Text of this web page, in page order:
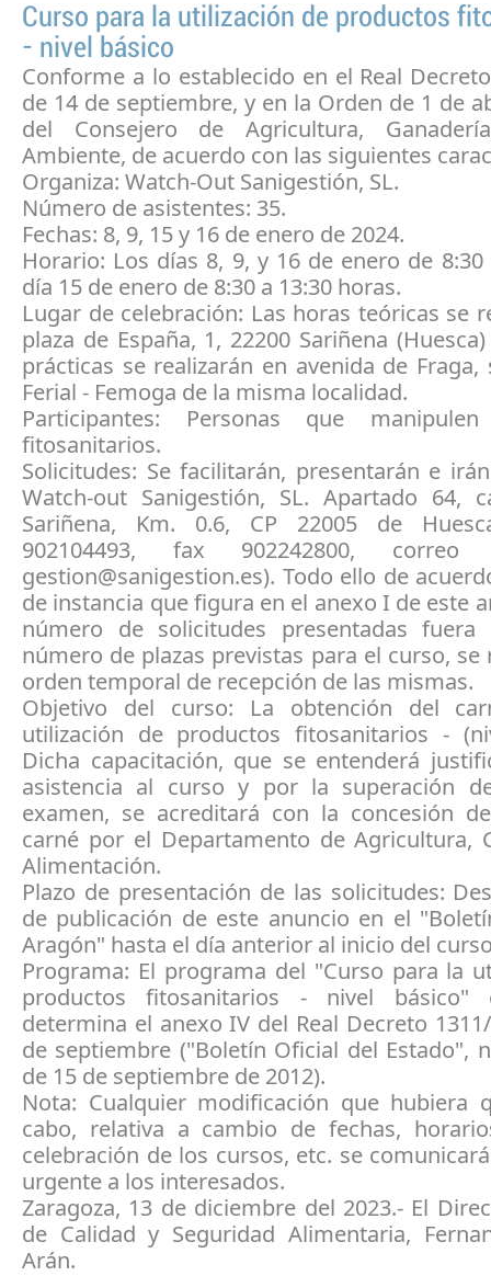
Curso para la utilización de productos
- nivel básico
Conforme a lo establecido en el Real
de 14 de septiembre, y en la Orden de 1 de
del Consejero de Agricultura,
Ambiente, de acuerdo con las siguientes
Organiza: Watch-Out Sanigestión, SL.
Número de asistentes: 35.
Fechas: 8, 9, 15 y 16 de enero de 2024.
Horario: Los días 8, 9, y 16 de enero de 8:30
día 15 de enero de 8:30 a 13:30 horas.
Lugar de celebración: Las horas teóricas se
plaza de España, 1, 22200 Sariñena
prácticas se realizarán en avenida de Fraga,
Ferial - Femoga de la misma localidad.
Participantes: Personas que
fitosanitarios.
Solicitudes: Se facilitarán, presentarán e
Watch-out Sanigestión, SL. Apartado 64,
Sariñena, Km. 0.6, CP 22005 de
902104493, fax 902242800, correo
gestion@sanigestion.es). Todo ello de
de instancia que figura en el anexo I de este
número de solicitudes presentadas fuera
número de plazas previstas para el curso, se
orden temporal de recepción de las mismas.
Objetivo del curso: La obtención del
utilización de productos fitosanitarios -
Dicha capacitación, que se entenderá
asistencia al curso y por la superación
examen, se acreditará con la concesión
carné por el Departamento de Agricultura,
Alimentación.
Plazo de presentación de las solicitudes:
de publicación de este anuncio en el
Aragón" hasta el día anterior al inicio del
Programa: El programa del "Curso para la
productos fitosanitarios - nivel
determina el anexo IV del Real Decreto
de septiembre ("Boletín Oficial del Estado",
de 15 de septiembre de 2012).
Nota: Cualquier modificación que hubiera
cabo, relativa a cambio de fechas,
celebración de los cursos, etc. se
urgente a los interesados.
Zaragoza, 13 de diciembre del 2023.- El
de Calidad y Seguridad Alimentaria,
Arán.